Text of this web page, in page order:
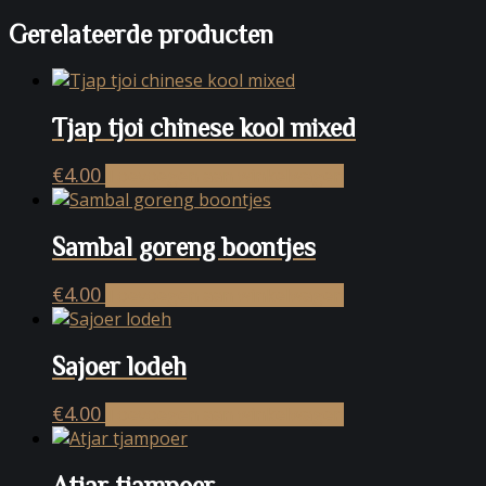
Gerelateerde producten
Tjap tjoi chinese kool mixed
€4.00
Sambal goreng boontjes
€4.00
Sajoer lodeh
€4.00